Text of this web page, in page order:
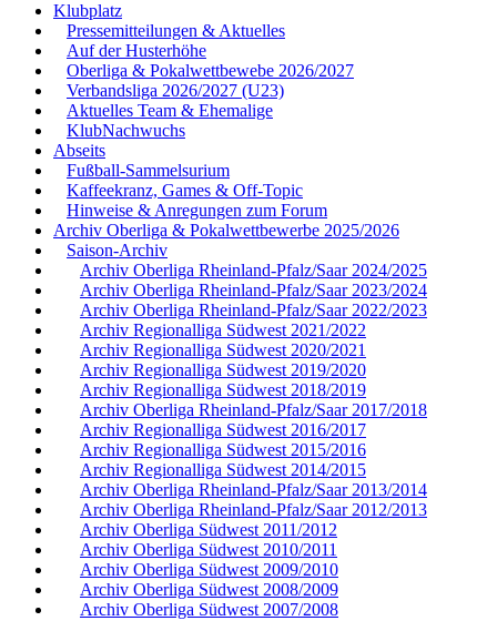
Klubplatz
Pressemitteilungen & Aktuelles
Auf der Husterhöhe
Oberliga & Pokalwettbewebe 2026/2027
Verbandsliga 2026/2027 (U23)
Aktuelles Team & Ehemalige
KlubNachwuchs
Abseits
Fußball-Sammelsurium
Kaffeekranz, Games & Off-Topic
Hinweise & Anregungen zum Forum
Archiv Oberliga & Pokalwettbewerbe 2025/2026
Saison-Archiv
Archiv Oberliga Rheinland-Pfalz/Saar 2024/2025
Archiv Oberliga Rheinland-Pfalz/Saar 2023/2024
Archiv Oberliga Rheinland-Pfalz/Saar 2022/2023
Archiv Regionalliga Südwest 2021/2022
Archiv Regionalliga Südwest 2020/2021
Archiv Regionalliga Südwest 2019/2020
Archiv Regionalliga Südwest 2018/2019
Archiv Oberliga Rheinland-Pfalz/Saar 2017/2018
Archiv Regionalliga Südwest 2016/2017
Archiv Regionalliga Südwest 2015/2016
Archiv Regionalliga Südwest 2014/2015
Archiv Oberliga Rheinland-Pfalz/Saar 2013/2014
Archiv Oberliga Rheinland-Pfalz/Saar 2012/2013
Archiv Oberliga Südwest 2011/2012
Archiv Oberliga Südwest 2010/2011
Archiv Oberliga Südwest 2009/2010
Archiv Oberliga Südwest 2008/2009
Archiv Oberliga Südwest 2007/2008